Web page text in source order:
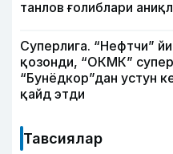
танлов ғолиблари
Суперлига. “Нефтчи”
қозонди, “ОКМК”
“Бунёдкор”дан устун
қайд этди
Тавсиялар